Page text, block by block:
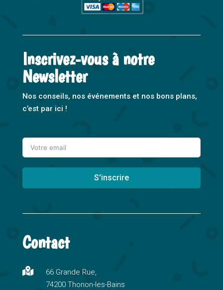
Inscrivez-vous à notre
Newsletter
Nos conseils, nos événements et nos bons plans,
c’est par ici !
S'inscrire
l
e
n
a
Contact

66 Grande Rue,
74200 Thonon-les-Bains